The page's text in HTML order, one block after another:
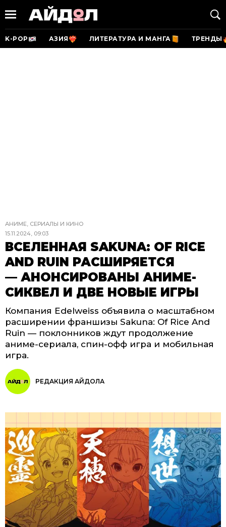
K-POP АЗИЯ ЛИТЕРАТУРА И МАНГА ТРЕНДЫ
АНИМЕ, СЕРИАЛЫ И КИНО
15.11.2024, 09:03
ВСЕЛЕННАЯ SAKUNA: OF RICE
AND RUIN РАСШИРЯЕТСЯ
— АНОНСИРОВАНЫ АНИМЕ-
СИКВЕЛ И ДВЕ НОВЫЕ ИГРЫ
Компания Edelweiss объявила о масштабном
расширении франшизы Sakuna: Of Rice And
Ruin — поклонников ждут продолжение
аниме-сериала, спин-офф игра и мобильная
игра.
РЕДАКЦИЯ АЙДОЛА